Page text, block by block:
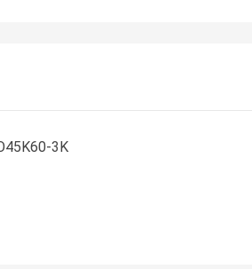
3K